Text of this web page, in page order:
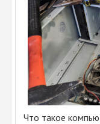
Что такое